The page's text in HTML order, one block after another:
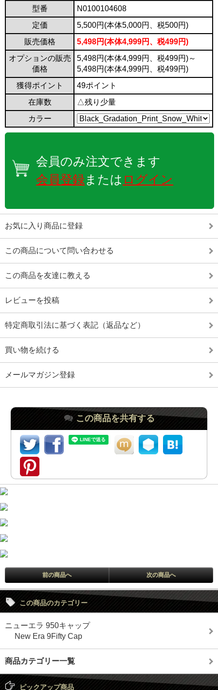
型番
N0100104608
定価
5,500円(本体5,000円、税500円)
販売価格
5,498円(本体4,999円、税499円)
オプションの販売
価格
5,498円(本体4,999円、税499円)～
5,498円(本体4,999円、税499円)
獲得ポイント
49ポイント
在庫数
△残り少量
カラー
会員のみ注文できます
会員登録または ログイン
お気に入り商品に登録
この商品について問い合わせる
この商品を友達に教える
レビューを投稿
特定商取引法に基づく表記（返品など）
買い物を続ける
メールマガジン登録
この商品を共有する
前の商品へ 次の商品へ
この商品のカテゴリー
ニューエラ 950キャップ
New Era 9Fifty Cap
商品カテゴリー一覧
ピックアップ商品